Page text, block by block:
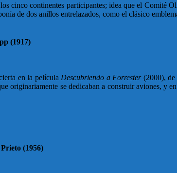
cinco continentes participantes; idea que el Comité
de dos anillos entrelazados, como el clásico
(1917)
en la película Descubriendo a Forrester(2000), de
originariamente se dedicaban a construir aviones, y
(1956)